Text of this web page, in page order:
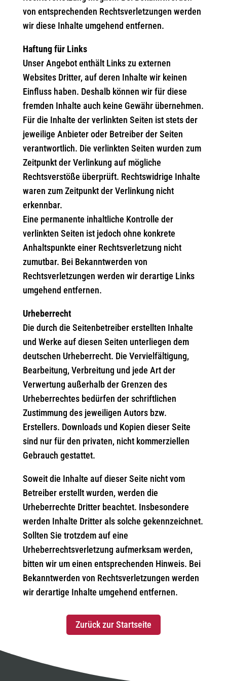
von entsprechenden Rechtsverletzungen werden
wir diese Inhalte umgehend entfernen.
Haftung für Links
Unser Angebot enthält Links zu externen
Websites Dritter, auf deren Inhalte wir keinen
Einfluss haben. Deshalb können wir für diese
fremden Inhalte auch keine Gewähr übernehmen.
Für die Inhalte der verlinkten Seiten ist stets der
jeweilige Anbieter oder Betreiber der Seiten
verantwortlich. Die verlinkten Seiten wurden zum
Zeitpunkt der Verlinkung auf mögliche
Rechtsverstöße überprüft. Rechtswidrige Inhalte
waren zum Zeitpunkt der Verlinkung nicht
erkennbar.
Eine permanente inhaltliche Kontrolle der
verlinkten Seiten ist jedoch ohne konkrete
Anhaltspunkte einer Rechtsverletzung nicht
zumutbar. Bei Bekanntwerden von
Rechtsverletzungen werden wir derartige Links
umgehend entfernen.
Urheberrecht
Die durch die Seitenbetreiber erstellten Inhalte
und Werke auf diesen Seiten unterliegen dem
deutschen Urheberrecht. Die Vervielfältigung,
Bearbeitung, Verbreitung und jede Art der
Verwertung außerhalb der Grenzen des
Urheberrechtes bedürfen der schriftlichen
Zustimmung des jeweiligen Autors bzw.
Erstellers. Downloads und Kopien dieser Seite
sind nur für den privaten, nicht kommerziellen
Gebrauch gestattet.
Soweit die Inhalte auf dieser Seite nicht vom
Betreiber erstellt wurden, werden die
Urheberrechte Dritter beachtet. Insbesondere
werden Inhalte Dritter als solche gekennzeichnet.
Sollten Sie trotzdem auf eine
Urheberrechtsverletzung aufmerksam werden,
bitten wir um einen entsprechenden Hinweis. Bei
Bekanntwerden von Rechtsverletzungen werden
wir derartige Inhalte umgehend entfernen.
Zurück zur Startseite